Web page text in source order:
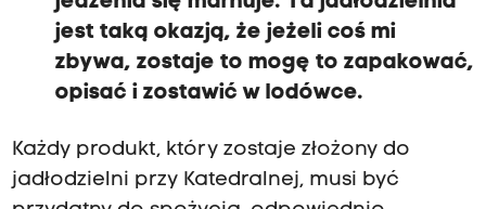
jest taką okazją, że jeżeli coś mi
zbywa, zostaje to mogę to zapakować,
opisać i zostawić w lodówce.
Każdy produkt, który zostaje złożony do
jadłodzielni przy Katedralnej, musi być